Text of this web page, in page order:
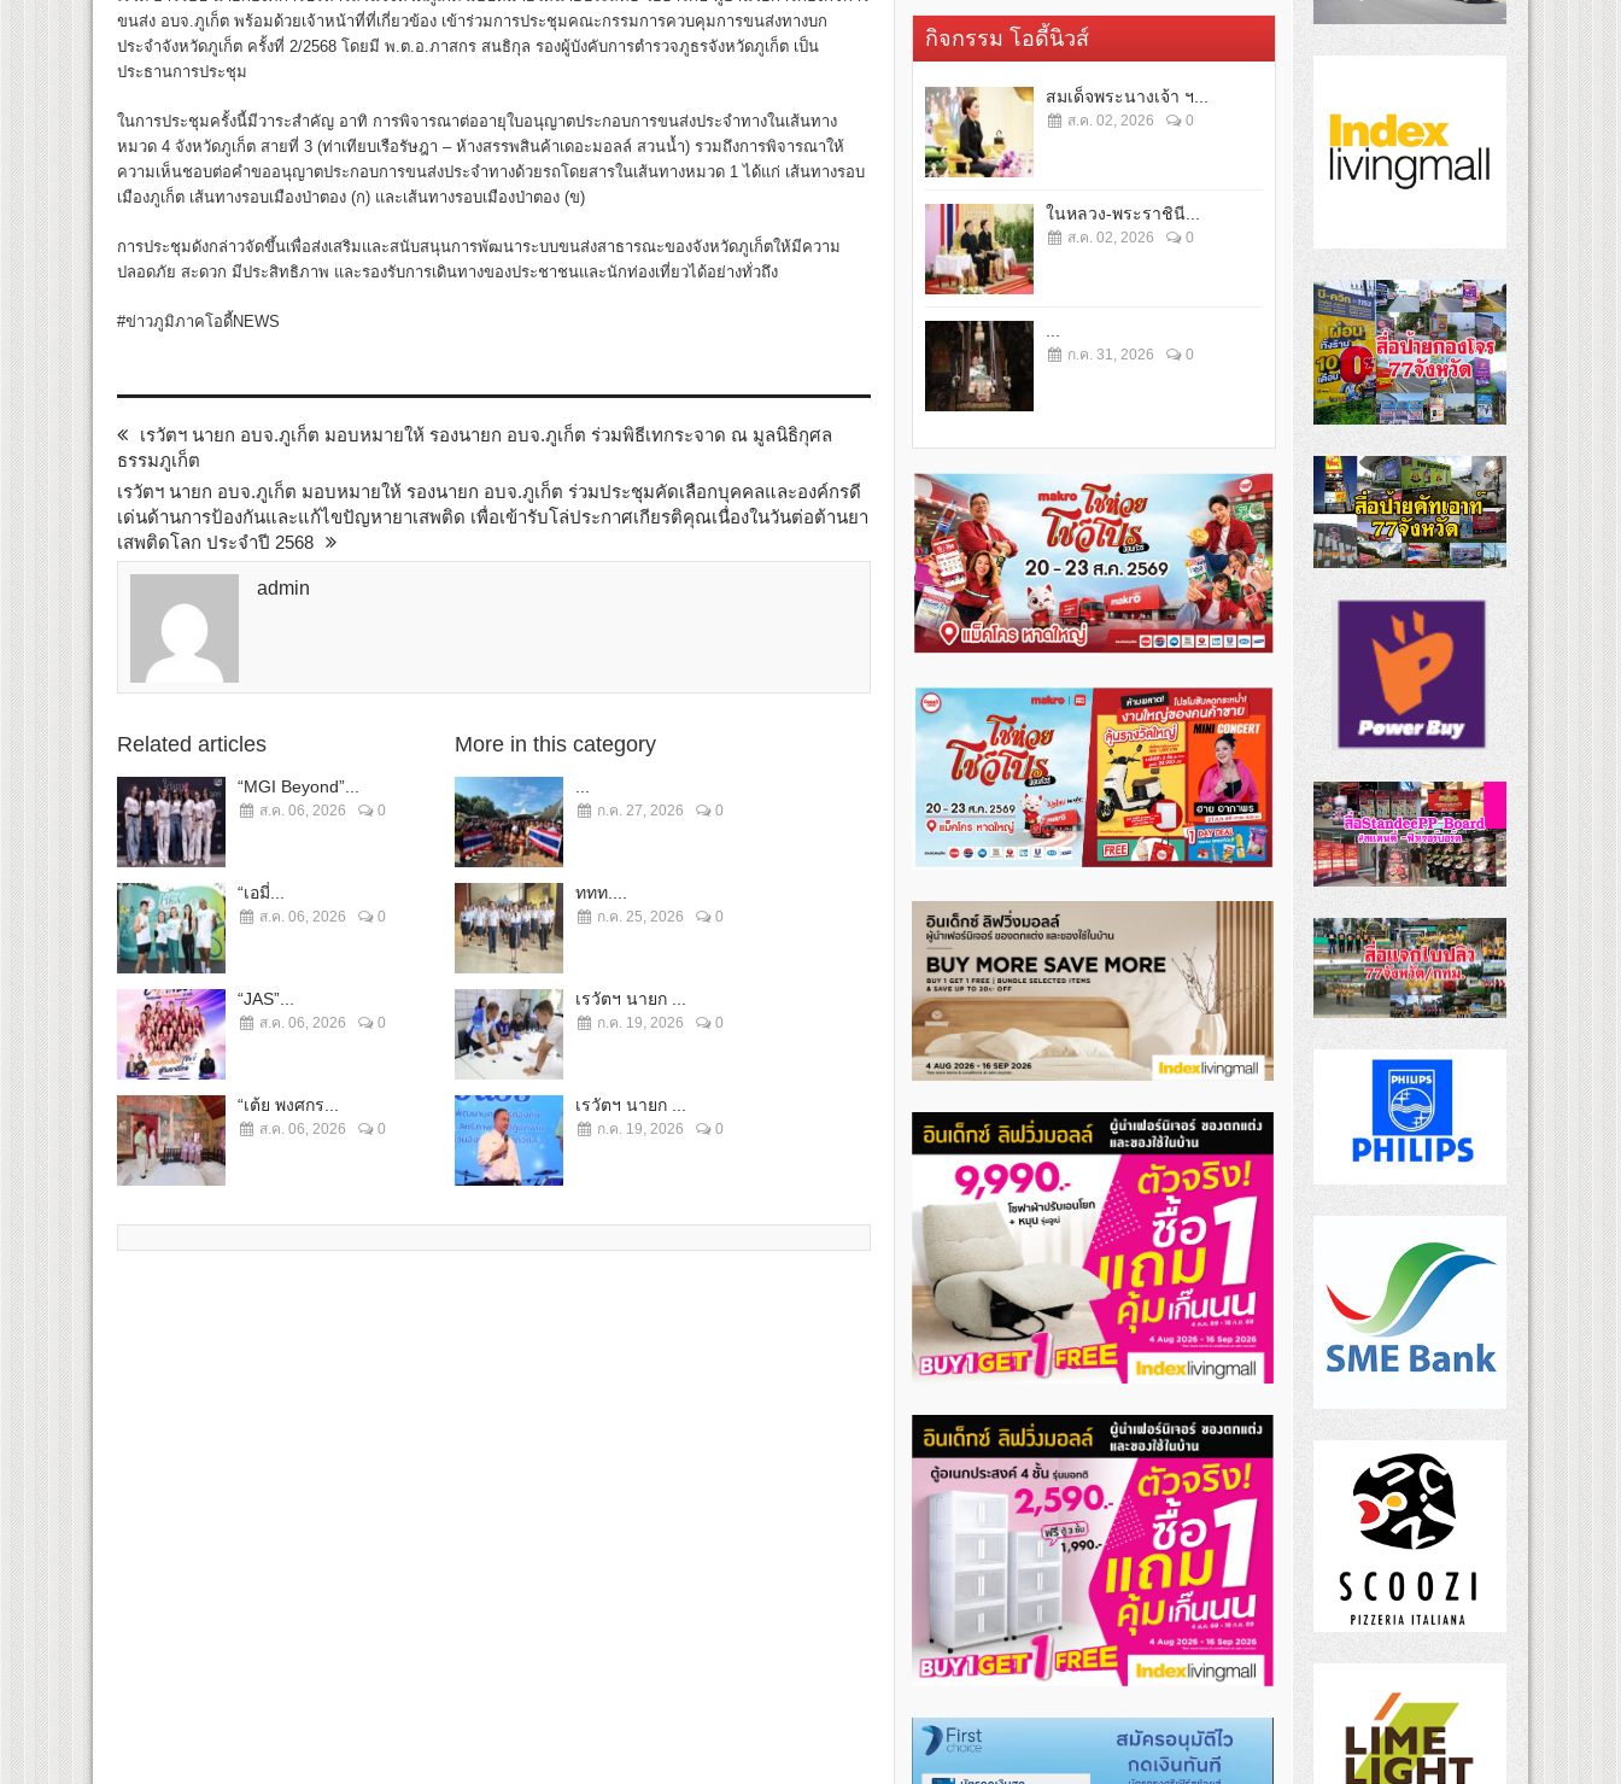
ขนส่ง อบจ.ภูเก็ต พร้อมด้วยเจ้าหน้าที่ที่เกี่ยวข้อง เข้าร่วมการประชุมคณะกรรมการควบคุมการขนส่งทางบก
ประจำจังหวัดภูเก็ต ครั้งที่ 2/2568 โดยมี พ.ต.อ.ภาสกร สนธิกุล รองผู้บังคับการตำรวจภูธรจังหวัดภูเก็ต เป็น
ประธานการประชุม
ในการประชุมครั้งนี้มีวาระสำคัญ อาทิ การพิจารณาต่ออายุใบอนุญาตประกอบการขนส่งประจำทางในเส้นทาง
หมวด 4 จังหวัดภูเก็ต สายที่ 3 (ท่าเทียบเรือรัษฎา – ห้างสรรพสินค้าเดอะมอลล์ สวนน้ำ) รวมถึงการพิจารณาให้
ความเห็นชอบต่อคำขออนุญาตประกอบการขนส่งประจำทางด้วยรถโดยสารในเส้นทางหมวด 1 ได้แก่ เส้นทางรอบ
เมืองภูเก็ต เส้นทางรอบเมืองป่าตอง (ก) และเส้นทางรอบเมืองป่าตอง (ข)
การประชุมดังกล่าวจัดขึ้นเพื่อส่งเสริมและสนับสนุนการพัฒนาระบบขนส่งสาธารณะของจังหวัดภูเก็ตให้มีความ
ปลอดภัย สะดวก มีประสิทธิภาพ และรองรับการเดินทางของประชาชนและนักท่องเที่ยวได้อย่างทั่วถึง
#ข่าวภูมิภาคโอดี้NEWS
เรวัตฯ นายก อบจ.ภูเก็ต มอบหมายให้ รองนายก อบจ.ภูเก็ต ร่วมพิธีเทกระจาด ณ มูลนิธิกุศล
ธรรมภูเก็ต
เรวัตฯ นายก อบจ.ภูเก็ต มอบหมายให้ รองนายก อบจ.ภูเก็ต ร่วมประชุมคัดเลือกบุคคลและองค์กรดี
เด่นด้านการป้องกันและแก้ไขปัญหายาเสพติด เพื่อเข้ารับโล่ประกาศเกียรติคุณเนื่องในวันต่อต้านยา
เสพติดโลก ประจำปี 2568
admin
Related articles
“MGI Beyond”...
ส.ค. 06, 2026 0
“เอมี่...
ส.ค. 06, 2026 0
“JAS”...
ส.ค. 06, 2026 0
“เต้ย พงศกร...
ส.ค. 06, 2026 0
More in this category
ก.ค. 27, 2026 0
ททท....
ก.ค. 25, 2026 0
เรวัตฯ นายก ...
ก.ค. 19, 2026 0
เรวัตฯ นายก ...
ก.ค. 19, 2026 0
กิจกรรม โอดี้นิวส์
สมเด็จพระนางเจ้า ฯ...
ส.ค. 02, 2026 0
ในหลวง-พระราชินี...
ส.ค. 02, 2026 0
ก.ค. 31, 2026 0